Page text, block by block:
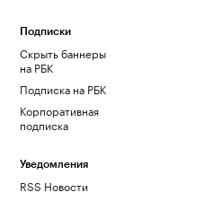
Подписки
Скрыть баннеры
на РБК
Подписка на РБК
Корпоративная
подписка
Уведомления
RSS Новости